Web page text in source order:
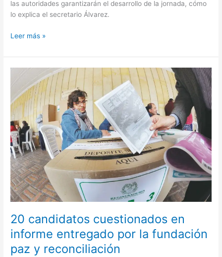
las autoridades garantizarán el desarrollo de la jornada, cómo
lo explica el secretario Álvarez.
Leer más »
20 candidatos cuestionados en
informe entregado por la fundación
paz y reconciliación
candidatos
cuestionados
en
informe
entregado
por
la
fundación
paz
y
reconciliación